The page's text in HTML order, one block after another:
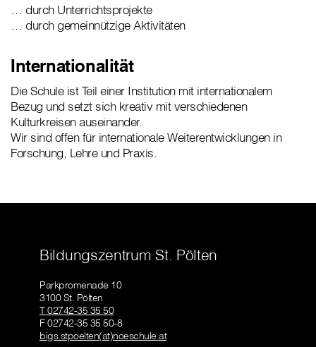
… durch Unterrichtsprojekte
… durch gemeinnützige Aktivitäten
Internationalität
Die Schule ist Teil einer Institution mit internationalem
Bezug und setzt sich kreativ mit verschiedenen
Kulturkreisen auseinander.
Wir sind offen für internationale Weiterentwicklungen in
Forschung, Lehre und Praxis.
Bildungszentrum St. Pölten
Parkpromenade 10
3100 St. Pölten
T 02742-35 35 50
F 02742-35 35 50-8
bigs.stpoelten(at)noeschule.at